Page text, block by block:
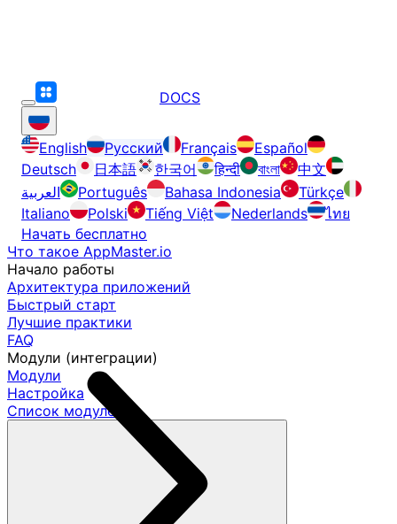
DOCS
English Русский Français
Español
Deutsch
日本語 한국어 हिन्दी বাংলা
中文
العربية
Português Bahasa Indonesia
Türkçe
Italiano
Polski Tiếng Việt Nederlands
ไทย
Начать бесплатно
Что такое AppMaster.io
Начало работы
Архитектура приложений
Быстрый старт
Лучшие практики
FAQ
Модули (интеграции)
Модули
Настройка
Список модулей